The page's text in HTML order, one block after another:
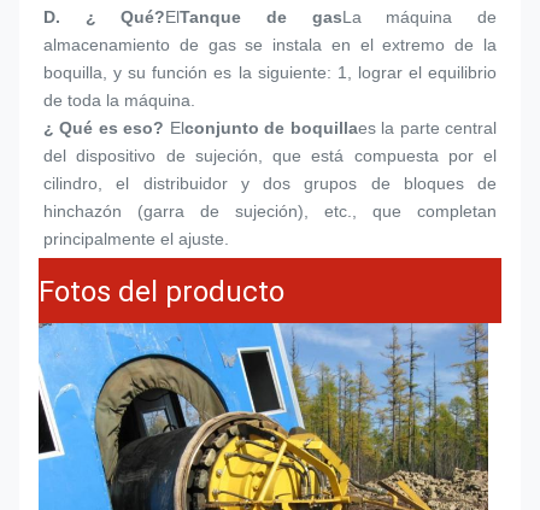
D. ¿ Qué?ElTanque de gasLa máquina de
almacenamiento de gas se instala en el extremo de la
boquilla, y su función es la siguiente: 1, lograr el equilibrio
de toda la máquina.
¿ Qué es eso? Elconjunto de boquillaes la parte central
del dispositivo de sujeción, que está compuesta por el
cilindro, el distribuidor y dos grupos de bloques de
hinchazón (garra de sujeción), etc., que completan
principalmente el ajuste.
Fotos del producto